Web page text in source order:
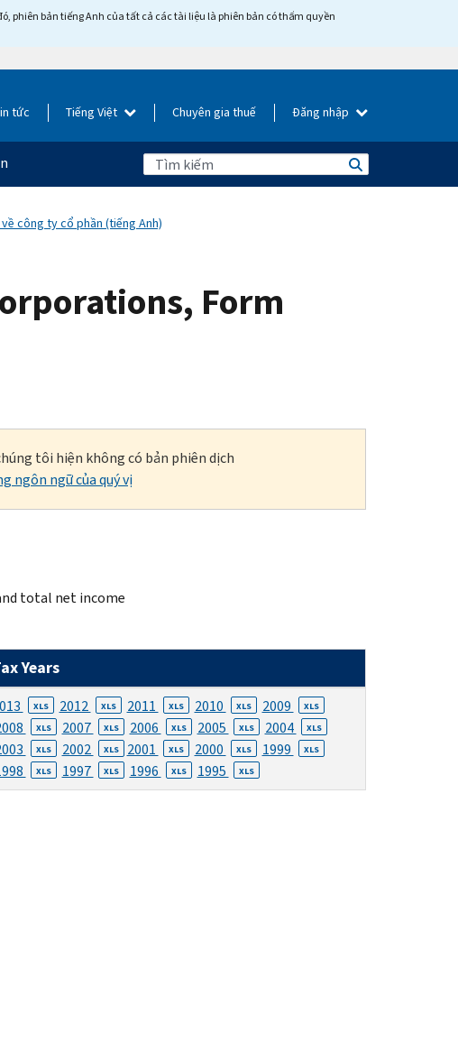
phiên bản tiếng Anh của tất cả các tài liệu là phiên bản có thẩm quyền
tức Tiếng Việt Chuyên gia thuế Đăng nhập
công ty cổ phần (tiếng Anh)
Form
tôi hiện không có bản phiên dịch
ngôn ngữ của quý vị
total net income
Years
XLS 2012 XLS 2011 XLS 2010 XLS 2009 XLS
XLS 2007 XLS 2006 XLS 2005 XLS 2004 XLS
XLS 2002 XLS 2001 XLS 2000 XLS 1999 XLS
XLS 1997 XLS 1996 XLS 1995 XLS